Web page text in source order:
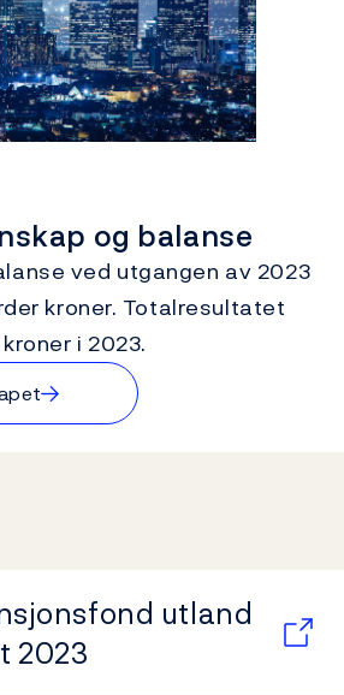
og balanse
ved utgangen av 2023
kroner. Totalresultatet
i 2023.
→
utland
2023